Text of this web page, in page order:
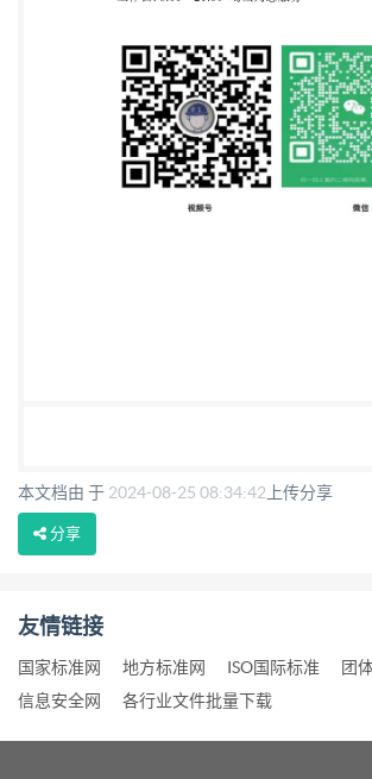
本文档由 于 2024-08-25 08:34:42 上传分享
分享
友情链接
国家标准网 地方标准网 ISO国际标准
团
信息安全网
各行业文件批量下载